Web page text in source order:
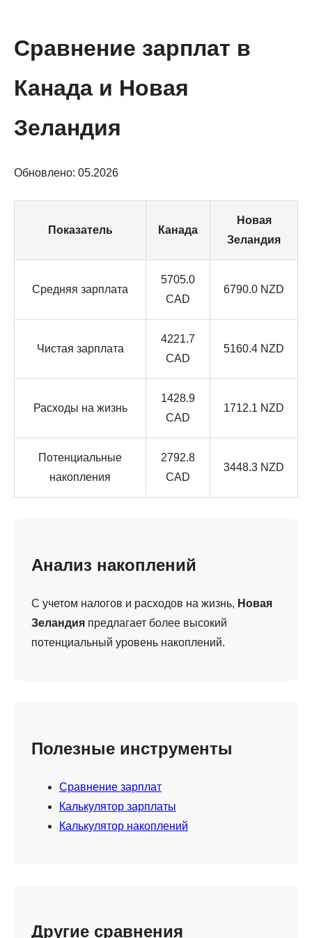
Сравнение зарплат в
Канада и Новая
Зеландия
Обновлено: 05.2026
Показатель Канада
Новая
Зеландия
Средняя зарплата
5705.0
CAD
6790.0 NZD
Чистая зарплата
4221.7
CAD
5160.4 NZD
Расходы на жизнь
1428.9
CAD
1712.1 NZD
Потенциальные
накопления
2792.8
CAD
3448.3 NZD
Анализ накоплений
С учетом налогов и расходов на жизнь, Новая
Зеландия предлагает более высокий
потенциальный уровень накоплений.
Полезные инструменты
Сравнение зарплат
Калькулятор зарплаты
Калькулятор накоплений
Другие сравнения